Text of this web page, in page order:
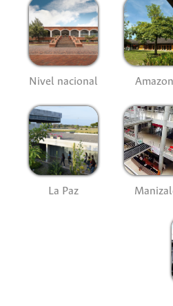
Nivel nacional
La Paz